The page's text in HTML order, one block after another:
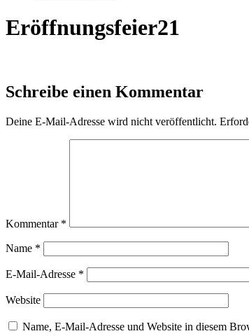
Eröffnungsfeier21
Schreibe einen Kommentar
Deine E-Mail-Adresse wird nicht veröffentlicht.
Kommentar *
Name *
E-Mail-Adresse *
Website
Name, E-Mail-Adresse und Website in diesem